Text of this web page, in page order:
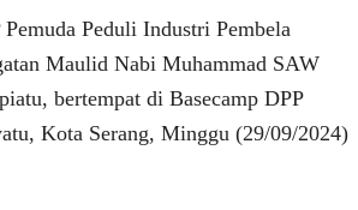
Peduli Industri Pembela
Maulid Nabi Muhammad SAW
bertempat di Basecamp DPP
Kota Serang, Minggu (29/09/2024)